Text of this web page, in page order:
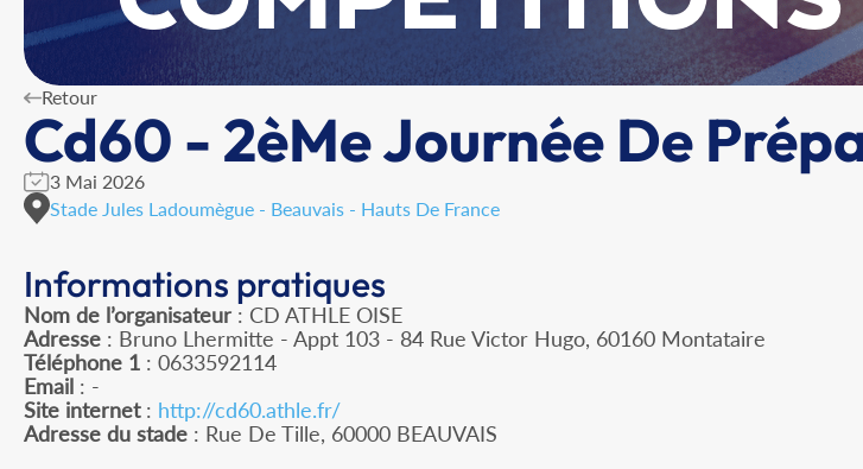
Retour
Cd60 - 2èMe Journée De
3 Mai 2026
Stade Jules Ladoumègue - Beauvais - Hauts De France
Informations pratiques
Nom de l’organisateur : CD ATHLE OISE
Adresse : Bruno Lhermitte - Appt 103 - 84 Rue Victor Hugo, 60160 Montataire
Téléphone 1 : 0633592114
Email : -
Site internet: http://cd60.athle.fr/
Adresse du stade : Rue De Tille, 60000 BEAUVAIS